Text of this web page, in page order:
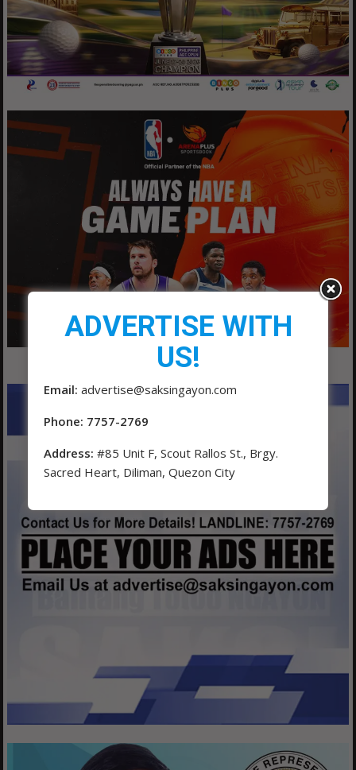
ADVERTISE WITH
US!
Email: advertise@saksingayon.com
Phone: 7757-2769
Address: #85 Unit F, Scout Rallos St., Brgy.
Sacred Heart, Diliman, Quezon City